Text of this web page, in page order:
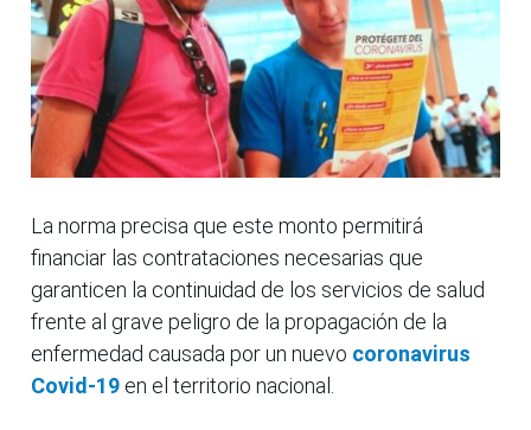
La norma precisa que este monto permitirá
financiar las contrataciones necesarias que
garanticen la continuidad de los servicios de salud
frente al grave peligro de la propagación de la
enfermedad causada por un nuevo coronavirus
Covid-19 en el territorio nacional.